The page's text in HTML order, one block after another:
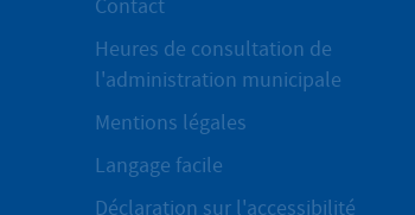
Contact
Heures de consultation de
l'administration municipale
Mentions légales
Langage facile
Déclaration sur l'accessibilité